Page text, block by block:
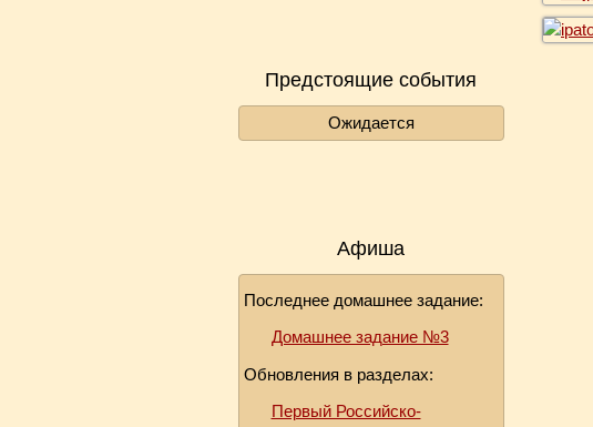
Предстоящие события
Ожидается
Афиша
Последнее домашнее задание:
Домашнее задание №3
Обновления в разделах:
Первый Российско-